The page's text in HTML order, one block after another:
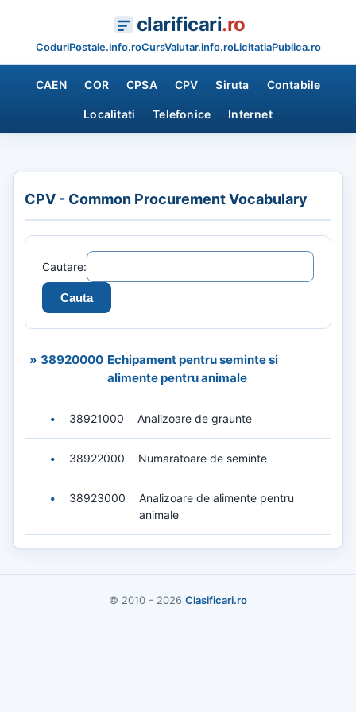
clarificari.ro
CoduriPostale.info.roCursValutar.info.roLicitatiaPublica.ro
CAEN COR CPSA CPV Siruta Contabile
Localitati Telefonice Internet
CPV - Common Procurement Vocabulary
Cautare:
» 38920000 Echipament pentru seminte si
alimente pentru animale
• 38921000 Analizoare de graunte
• 38922000 Numaratoare de seminte
• 38923000
Analizoare de alimente pentru
animale
© 2010 - 2026 Clasificari.ro